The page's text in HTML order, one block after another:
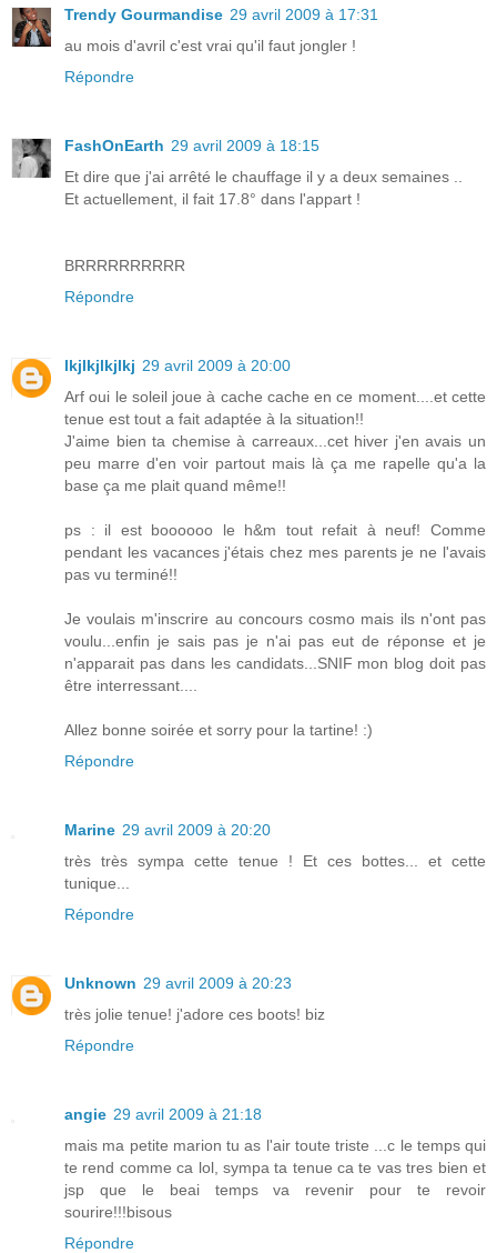
Trendy Gourmandise 29 avril 2009 à 17:31
au mois d'avril c'est vrai qu'il faut jongler !
Répondre
FashOnEarth 29 avril 2009 à 18:15
Et dire que j'ai arrêté le chauffage il y a deux semaines ..
Et actuellement, il fait 17.8° dans l'appart !
BRRRRRRRRRR
Répondre
lkjlkjlkjlkj 29 avril 2009 à 20:00
Arf oui le soleil joue à cache cache en ce moment....et cette
tenue est tout a fait adaptée à la situation!!
J'aime bien ta chemise à carreaux...cet hiver j'en avais un
peu marre d'en voir partout mais là ça me rapelle qu'a la
base ça me plait quand même!!
ps : il est boooooo le h&m tout refait à neuf! Comme
pendant les vacances j'étais chez mes parents je ne l'avais
pas vu terminé!!
Je voulais m'inscrire au concours cosmo mais ils n'ont pas
voulu...enfin je sais pas je n'ai pas eut de réponse et je
n'apparait pas dans les candidats...SNIF mon blog doit pas
être interressant....
Allez bonne soirée et sorry pour la tartine! :)
Répondre
Marine 29 avril 2009 à 20:20
très très sympa cette tenue ! Et ces bottes... et cette
tunique...
Répondre
Unknown 29 avril 2009 à 20:23
très jolie tenue! j'adore ces boots! biz
Répondre
angie 29 avril 2009 à 21:18
mais ma petite marion tu as l'air toute triste ...c le temps qui
te rend comme ca lol, sympa ta tenue ca te vas tres bien et
jsp que le beai temps va revenir pour te revoir
sourire!!!bisous
Répondre